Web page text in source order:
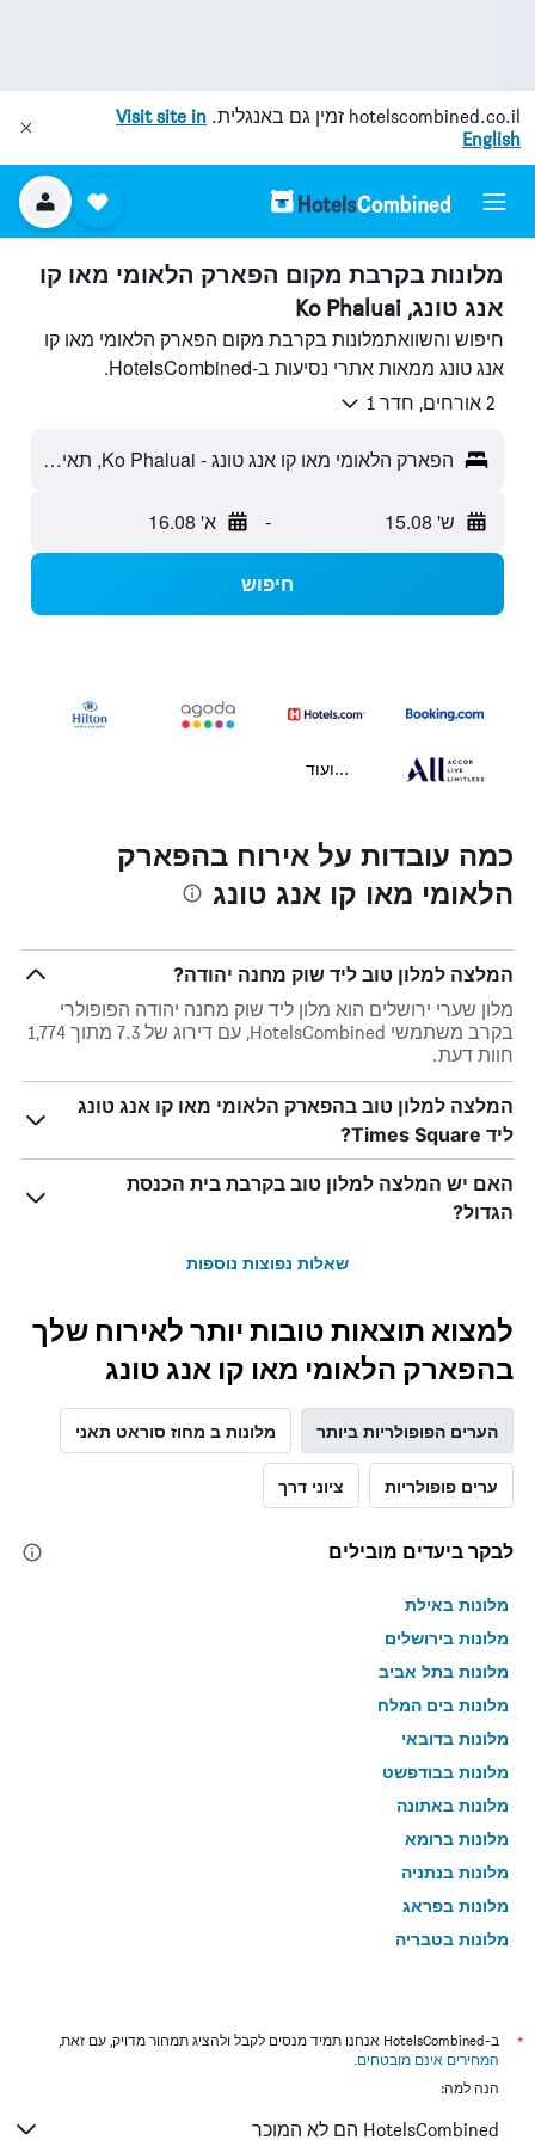
hotelscombined.co.il זמין גם באנגלית. Visit site in
English
מלונות בקרבת מקום הפארק הלאומי מאו קו
אנג טונג, Ko Phaluai
חיפוש והשוואתמלונות בקרבת מקום הפארק הלאומי מאו קו
אנג טונג ממאות אתרי נסיעות ב-HotelsCombined.
2 אורחים, חדר 1
הפארק הלאומי מאו קו אנג טונג - Ko Phaluai, תאילנד
ש' 15.08 - א' 16.08
חיפוש
...ועוד
כמה עובדות על אירוח בהפארק
הלאומי מאו קו אנג טונג
המלצה למלון טוב ליד שוק מחנה יהודה?
מלון שערי ירושלים הוא מלון ליד שוק מחנה יהודה הפופולרי
בקרב משתמשי HotelsCombined, עם דירוג של 7.3 מתוך 1,774
חוות דעת.
המלצה למלון טוב בהפארק הלאומי מאו קו אנג טונג
ליד Times Square?
האם יש המלצה למלון טוב בקרבת בית הכנסת
הגדול?
שאלות נפוצות נוספות
למצוא תוצאות טובות יותר לאירוח שלך
בהפארק הלאומי מאו קו אנג טונג
הערים הפופולריות ביותר מלונות ב מחוז סוראט תאני
ערים פופולריות ציוני דרך
לבקר ביעדים מובילים
מלונות באילת
מלונות בירושלים
מלונות בתל אביב
מלונות בים המלח
מלונות בדובאי
מלונות בבודפשט
מלונות באתונה
מלונות ברומא
מלונות בנתניה
מלונות בפראג
מלונות בטבריה
מלונות בבנגקוק
מלונות בלונדון
*
ב-HotelsCombined אנחנו תמיד מנסים לקבל ולהציג תמחור מדויק, עם זאת,
המחירים אינם מובטחים.
הנה למה:
HotelsCombined הם לא המוכר